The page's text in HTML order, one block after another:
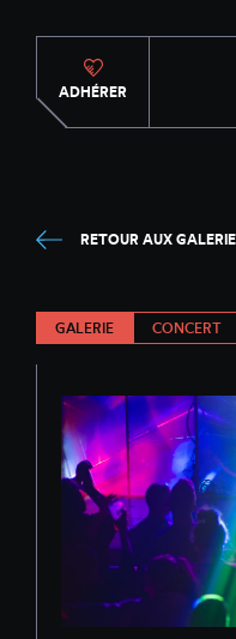
ADHÉRER
RETOUR AUX
GALERIE CONCERT